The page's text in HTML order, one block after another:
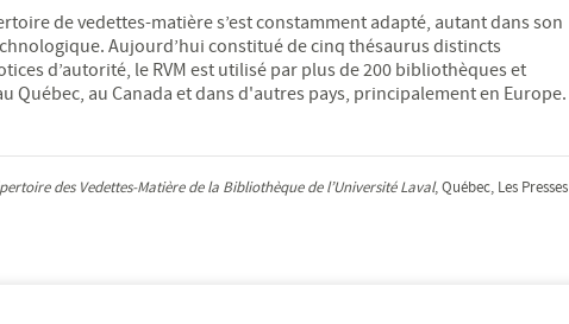
de vedettes-matière s’est constamment adapté, autant dans son
Aujourd’hui constitué de cinq thésaurus distincts
d’autorité, le RVM est utilisé par plus de 200 bibliothèques et
Québec, au Canada et dans d'autres pays, principalement en Europe.
des Vedettes-Matière de la Bibliothèque de l’Université Laval, Québec, Les Presses